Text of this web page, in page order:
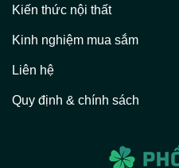
Kiến thức nội thất
Kinh nghiệm mua sắm
Liên hệ
Quy định & chính sách